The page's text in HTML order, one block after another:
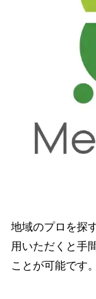
地域のプロを探
用いただくと手
ことが可能です。